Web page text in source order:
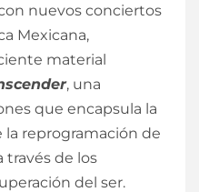
nuevos conciertos
Mexicana,
material
, una
que encapsula la
reprogramación de
través de los
del ser.